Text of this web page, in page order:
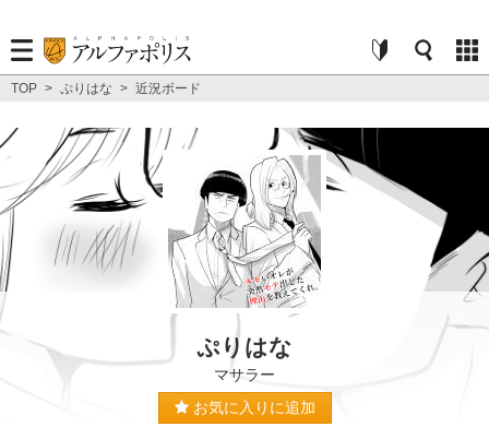
TOP > ぷりはな > 近況ボード
ぷりはな
マサラー
お気に入りに追加